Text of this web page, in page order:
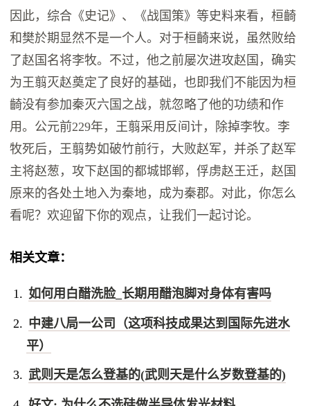
因此，综合《史记》、《战国策》等史料来看，桓齮
和樊於期显然不是一个人。对于桓齮来说，虽然败给
了赵国名将李牧。不过，他之前屡次进攻赵国，确实
为王翦灭赵奠定了良好的基础，也即我们不能因为桓
齮没有参加秦灭六国之战，就忽略了他的功绩和作
用。公元前229年，王翦采用反间计，除掉李牧。李
牧死后，王翦势如破竹前行，大败赵军，并杀了赵军
主将赵葱，攻下赵国的都城邯郸，俘虏赵王迁，赵国
原来的各处土地入为秦地，成为秦郡。对此，你怎么
看呢？欢迎留下你的观点，让我们一起讨论。
相关文章：
如何用白醋洗脸_长期用醋泡脚对身体有害吗
中建八局一公司（这项科技成果达到国际先进水
平）
武则天是怎么登基的(武则天是什么岁数登基的)